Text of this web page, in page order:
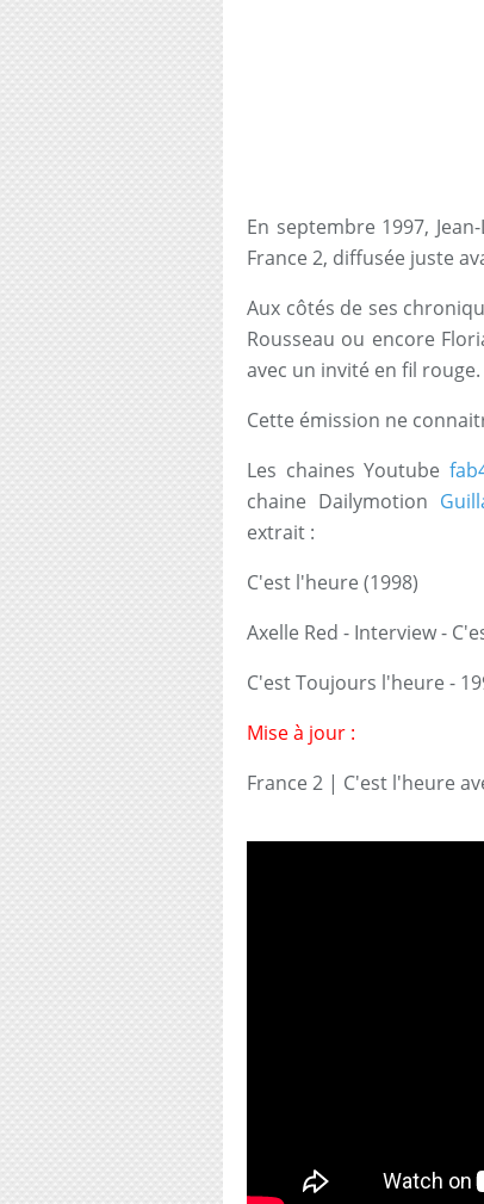
En septembre 1997,
France 2, diffusée juste
Aux côtés de ses
Rousseau ou encore
avec un invité en fil rouge.
Cette émission ne
Les chaines Youtube
chaine Dailymotion
extrait :
C'est l'heure (1998)
Axelle Red - Interview -
C'est Toujours l'heure -
Mise à jour :
France 2 | C'est l'heure